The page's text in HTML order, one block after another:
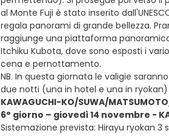
al Monte Fuji è stato inserito
regala panorami di grande bellezza.
raggiunge una piattaforma
Itchiku Kubota, dove sono esposti i
cena e pernottamento.
NB. In questa giornata le valigie
due notti (una in hotel e una in ryokan)
KAWAGUCHI-KO/SUWA/
6° giorno – giovedì 14 novembre -
Sistemazione prevista: Hirayu ryokan 3